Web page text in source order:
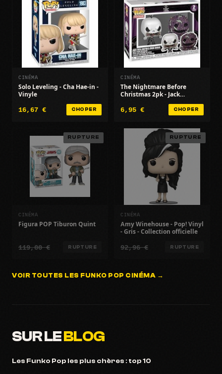
CINÉMA
Solo Leveling - Cha Hae-in -
Vinyle
16,67 € CHOPER
CINÉMA
The Nightmare Before
Christmas 2pk - Jack
6,95 € CHOPER
RUPTURE
CINÉMA
Figura POP Tiburon Quint
119,00 € RUPTURE
RUPTURE
CINÉMA
Amy Winehouse - Pop! Vinyl
- Gris - Collection officielle
92,96 € RUPTURE
VOIR TOUTES LES FUNKO POP CINÉMA →
SUR LEBLOG
Les Funko Pop les plus chères : top 10